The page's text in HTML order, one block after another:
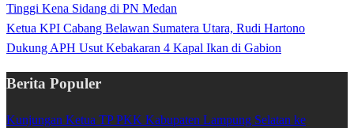
Tinggi Kena Sidang di PN Medan
Ketua KPI Cabang Belawan Sumatera Utara, Rudi Hartono
Dukung APH Usut Kebakaran 4 Kapal Ikan di Gabion
Berita Populer
Kunjungan Ketua TP PKK Kabupaten Lampung Selatan ke